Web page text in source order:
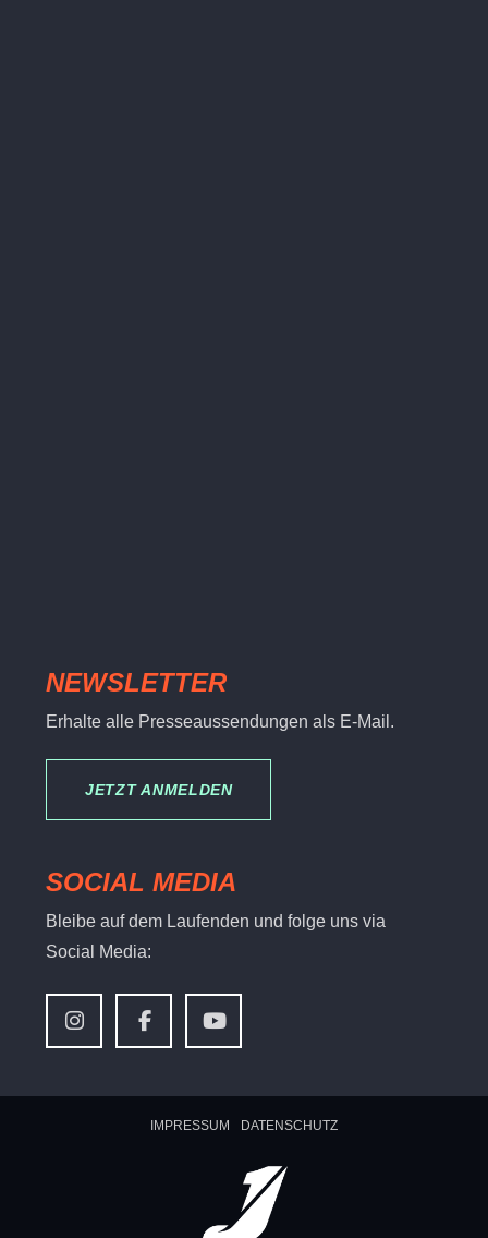
NEWSLETTER
Erhalte alle Presseaussendungen als E-Mail.
JETZT ANMELDEN
SOCIAL MEDIA
Bleibe auf dem Laufenden und folge uns via
Social Media:
IMPRESSUM DATENSCHUTZ